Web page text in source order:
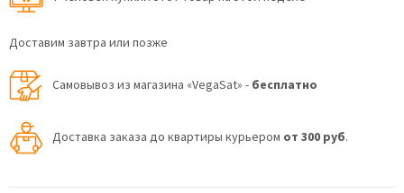
Доставим завтра или позже
Самовывоз из магазина «VegaSat» - бесплатно
Доставка заказа до квартиры курьером от 300 руб.